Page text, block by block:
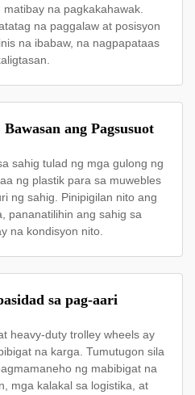
na pagkakahawak.
na paggalaw at posisyon
na ibabaw, na nagpapataas
ang Pagsusuot
sahig tulad ng mga gulong ng
ng plastik para sa muwebles
ng sahig. Pinipigilan nito ang
pananatilihin ang sahig sa
na kondisyon nito.
sa pag-aari
heavy-duty trolley wheels ay
na karga. Tumutugon sila
ng mabibigat na
mga kalakal sa logistika, at